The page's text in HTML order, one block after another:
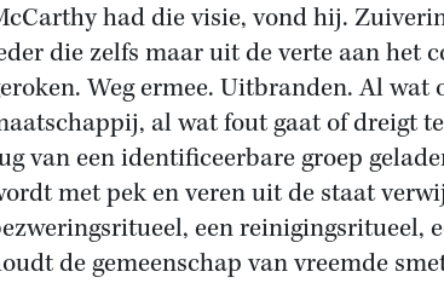
had die visie, vond hij.
die zelfs maar uit de verte aan het
Weg ermee. Uitbranden. Al wat
al wat fout gaat of dreigt
van een identificeerbare groep
met pek en veren uit de staat
een reinigingsritueel,
de gemeenschap van vreemde